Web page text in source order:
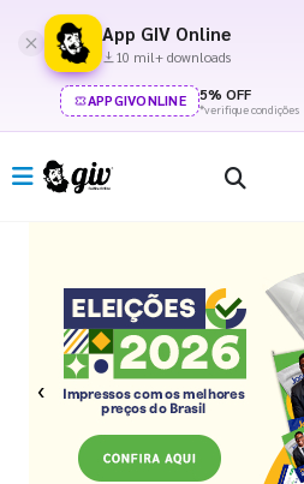
App GIV Online
10 mil+ downloads
APPGIVONLINE 5% OFF
*verifique condições
Previous